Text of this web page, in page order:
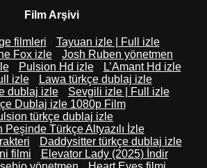
Film Arşivi
filmleri
Tayuan izle | Full izle
Fox izle
Josh Ruben yönetmen
Pulsion Hd izle
L’Amant Hd izle
izle
Lawa türkçe dublaj izle
dublaj izle
Sevgili izle | Full izle
Dublaj izle 1080p Film
türkçe dublaj izle
Peşinde Türkçe Altyazılı İzle
Daddysitter türkçe dublaj izle
filmi
Elevator Lady (2025) İndir